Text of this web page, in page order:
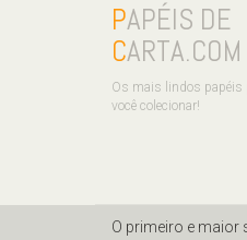
PAPÉIS DE
CARTA.COM
Os mais lindos papéis
você colecionar!
O primeiro e maior